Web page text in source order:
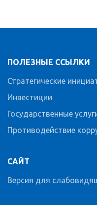
ПОЛЕЗНЫЕ ССЫЛКИ
Стратегические
Инвестиции
Государственные
Противодействие
САЙТ
Версия для